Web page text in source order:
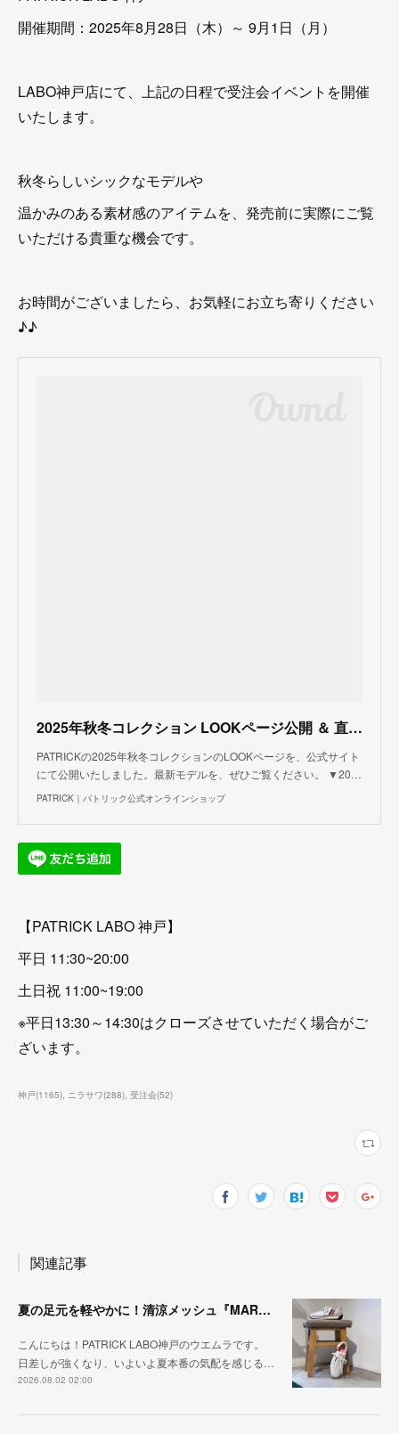
開催期間：2025年8月28日（木）～ 9月1日（月）
LABO神戸店にて、上記の日程で受注会イベントを開催
いたします。
秋冬らしいシックなモデルや
温かみのある素材感のアイテムを、発売前に実際にご覧
いただける貴重な機会です。
お時間がございましたら、お気軽にお立ち寄りください
♪♪
2025年秋冬コレクション LOOKページ公開 ＆ 直営店先行受注会のご案内
PATRICKの2025年秋冬コレクションのLOOKページを、公式サイト
にて公開いたしました。最新モデルを、ぜひご覧ください。 ▼20…
PATRICK｜パトリック公式オンラインショップ
【PATRICK LABO 神戸】
平日 11:30~20:00
土日祝 11:00~19:00
※平日13:30～14:30はクローズさせていただく場合がご
ざいます。
神戸(1165) ニラサワ(288) 受注会(52)
関連記事
夏の足元を軽やかに！清涼メッシュ『MARATHON-ME2』
こんにちは！PATRICK LABO神戸のウエムラです。
日差しが強くなり、いよいよ夏本番の気配を感じる…
2026.08.02 02:00